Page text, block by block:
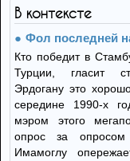
В контексте
Фол последней
Кто победит в
Турции, гласит
Эрдогану это
середине 1990-х
мэром этого
опрос за опросом
Имамоглу